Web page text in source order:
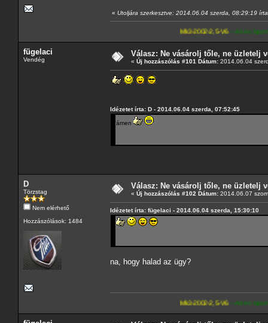
« Utoljára szerkesztve: 2014.06.04 szerda, 08:29:19
Mk3-2002-2,5-V6---A4-es lapomat, hasonló
fügelaci
Vendég
Válasz: Ne vásárolj tőle, ne üzletelj
« Új hozzászólás #101 Dátum: 2014.06.04
Idézetet írta: D - 2014.06.04 szerda, 07:52:45
ámen
D
Törzstag
Nem elérhető
Hozzászólások: 1484
Válasz: Ne vásárolj tőle, ne üzletelj
« Új hozzászólás #102 Dátum: 2014.06.07
Idézetet írta: fügelaci - 2014.06.04 szerda, 15:30:10
na, hogy halad az ügy?
Mk3-2002-2,5-V6---A4-es lapomat, hasonló